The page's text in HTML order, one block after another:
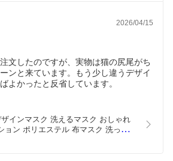
2026/04/15
文したのですが、実物は猫の尻尾がち
ンと来ています。もう少し違うデザイ
よかったと反省しています。
インマスク 洗えるマスク おしゃれ
ョン ポリエステル 布マスク 洗って